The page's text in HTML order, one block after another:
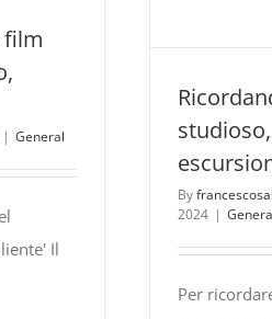
film
| General
Il
By
2024 |
Per